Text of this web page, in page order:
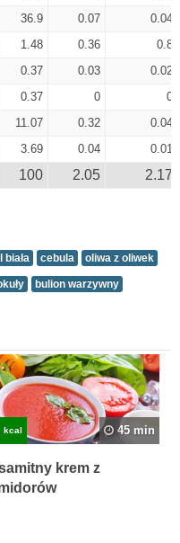
36.9 0.07
0.04
1.48 0.36
0.8
0.37 0.03
0.02
0.37 0
0
11.07 0.32
0.04
3.69 0.04 0.01
100 2.05 2.17
biała cebula oliwa z oliwek
bulion warzywny
kcal 45 min
krem z